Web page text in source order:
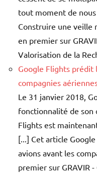
tout moment de
Construire une veille
en premier sur
Valorisation de la
Google Flights prédit
compagnies
Le 31 janvier 2018,
fonctionnalité de son
Flights est
[...] Cet article
avions avant les
premier sur GRAVIR